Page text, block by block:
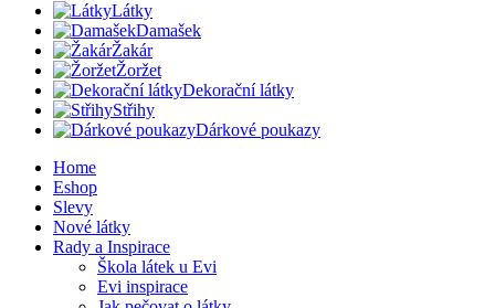
Látky
Damašek
Žakár
Žoržet
Dekorační látky
Střihy
Dárkové poukazy
Home
Eshop
Slevy
Nové látky
Rady a Inspirace
Škola látek u Evi
Evi inspirace